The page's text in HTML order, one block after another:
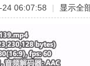
06:07:58 显示全